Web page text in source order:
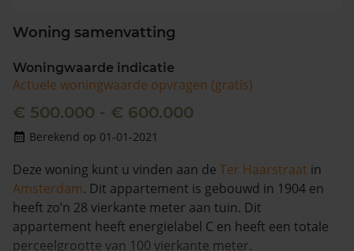
Woning samenvatting
Woningwaarde indicatie
Actuele woningwaarde opvragen (gratis)
€ 500.000 - € 600.000
Berekend op 01-01-2021
Deze woning kunt u vinden aan de Ter Haarstraat in
Amsterdam. Dit appartement is gebouwd in 1904 en
heeft zo’n 28 vierkante meter aan tuin. Dit
appartement heeft energielabel C en heeft een totale
perceelgrootte van 100 vierkante meter.